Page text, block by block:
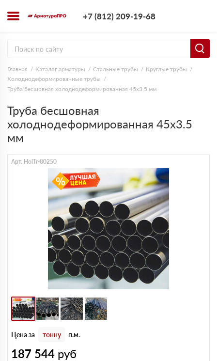
+7 (812) 209-19-68
Главная Каталог арматуры Стальные трубы
Круглые трубы
Холоднодеформированные трубы
Труба бесшовная холоднодеформированная 45х3.5 мм
Труба бесшовная
холоднодеформированная 45х3.5
мм
Арт. HolTr-80250
Цена за тонну п.м.
187 544 руб